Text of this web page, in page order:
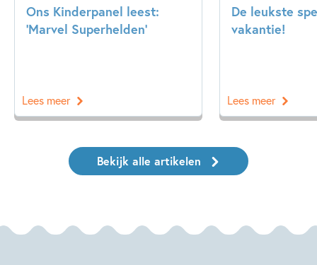
Ons Kinderpanel leest:
‘Marvel Superhelden’
Lees meer
De leukste
vakantie!
Lees meer
Bekijk alle artikelen